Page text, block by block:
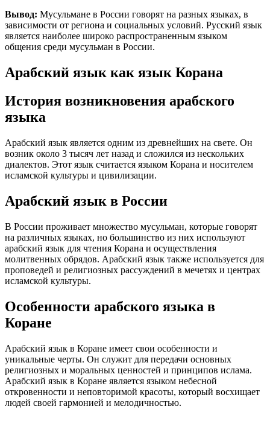
Вывод: Мусульмане в России говорят на разных языках, в
зависимости от региона и социальных условий. Русский язык
является наиболее широко распространенным языком
общения среди мусульман в России.
Арабский язык как язык Корана
История возникновения арабского
языка
Арабский язык является одним из древнейших на свете. Он
возник около 3 тысяч лет назад и сложился из нескольких
диалектов. Этот язык считается языком Корана и носителем
исламской культуры и цивилизации.
Арабский язык в России
В России проживает множество мусульман, которые говорят
на различных языках, но большинство из них используют
арабский язык для чтения Корана и осуществления
молитвенных обрядов. Арабский язык также используется для
проповедей и религиозных рассуждений в мечетях и центрах
исламской культуры.
Особенности арабского языка в
Коране
Арабский язык в Коране имеет свои особенности и
уникальные черты. Он служит для передачи основных
религиозных и моральных ценностей и принципов ислама.
Арабский язык в Коране является языком небесной
откровенности и неповторимой красоты, который восхищает
людей своей гармонией и мелодичностью.